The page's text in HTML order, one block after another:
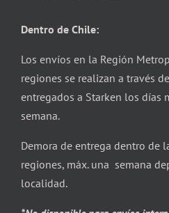
Dentro de Chile:
Los envíos en la Región
regiones se realizan a través
entregados a Starken los días
semana.
Demora de entrega dentro de
regiones, máx. una semana
localidad.